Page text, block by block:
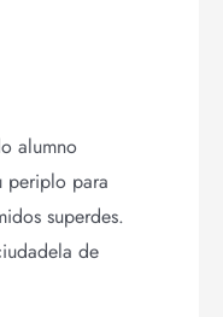
alumno
periplo para
superdes.
de